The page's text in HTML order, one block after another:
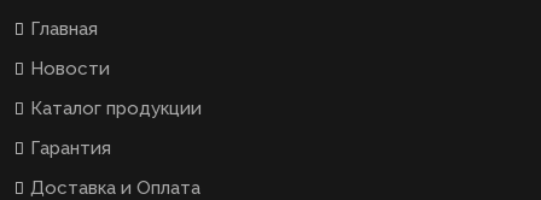
Главная
Новости
Каталог продукции
Гарантия
Доставка и Оплата